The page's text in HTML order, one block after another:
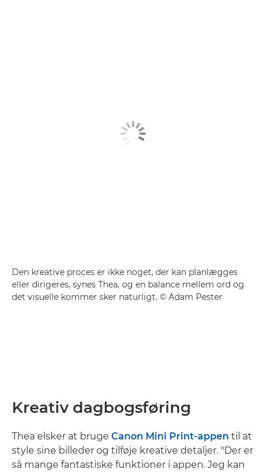
Den kreative proces er ikke noget, der kan planlægges
eller dirigeres, synes Thea, og en balance mellem ord og
det visuelle kommer sker naturligt. © Adam Pester
Kreativ dagbogsføring
Thea elsker at bruge Canon Mini Print-appen til at
style sine billeder og tilføje kreative detaljer. "Der er
så mange fantastiske funktioner i appen. Jeg kan